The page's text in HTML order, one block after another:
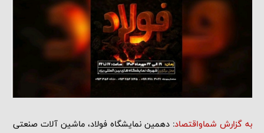
به گزارش شماواقتصاد: دهمین نمایشگاه فولاد، ماشین آلات صنعتی